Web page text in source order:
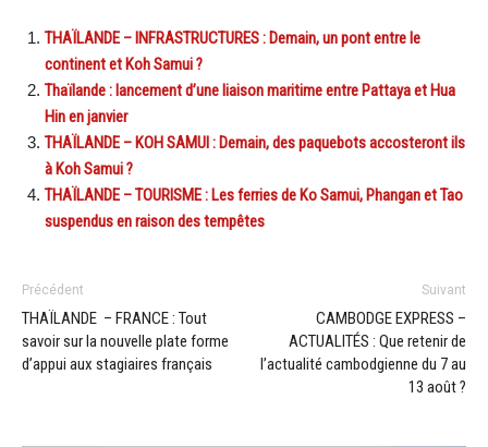
THAÏLANDE – INFRASTRUCTURES : Demain, un pont entre le
continent et Koh Samui ?
Thaïlande : lancement d’une liaison maritime entre Pattaya et Hua
Hin en janvier
THAÏLANDE – KOH SAMUI : Demain, des paquebots accosteront ils
à Koh Samui ?
THAÏLANDE – TOURISME : Les ferries de Ko Samui, Phangan et Tao
suspendus en raison des tempêtes
Précédent
THAÏLANDE – FRANCE : Tout
savoir sur la nouvelle plate forme
d’appui aux stagiaires français
Suivant
CAMBODGE EXPRESS –
ACTUALITÉS : Que retenir de
l’actualité cambodgienne du 7 au
13 août ?